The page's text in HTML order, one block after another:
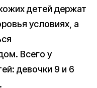
детей держат
условиях, а
Всего у
девочки 9 и 6